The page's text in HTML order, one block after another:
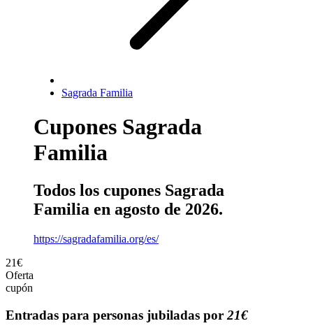
Sagrada Familia
Cupones Sagrada
Familia
Todos los cupones Sagrada
Familia en agosto de 2026.
https://sagradafamilia.org/es/
21€
Oferta
cupón
Entradas para personas jubiladas por 21€